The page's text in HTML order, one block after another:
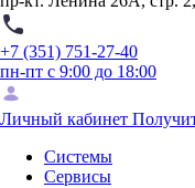
+7 (351) 751-27-40
пн-пт с 9:00 до 18:00
Личный кабинет
Системы
Сервисы